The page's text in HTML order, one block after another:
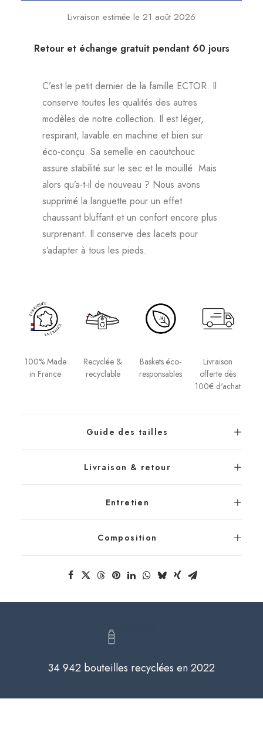
Livraison estimée le 21 août 2026
Retour et échange gratuit pendant 60 jours
C’est le petit dernier de la famille ECTOR. Il
conserve toutes les qualités des autres
modèles de notre collection. Il est léger,
respirant, lavable en machine et bien sur
éco-conçu. Sa semelle en caoutchouc
assure stabilité sur le sec et le mouillé. Mais
alors qu’a-t-il de nouveau ? Nous avons
supprimé la languette pour un effet
chaussant bluffant et un confort encore plus
surprenant. Il conserve des lacets pour
s’adapter à tous les pieds.
100% Made
in France
Recyclée &
recyclable
Baskets éco-
responsables
Livraison
offerte dès
100€ d'achat
Guide des tailles
Livraison & retour
Entretien
Composition
34 942 bouteilles recyclées en 2022